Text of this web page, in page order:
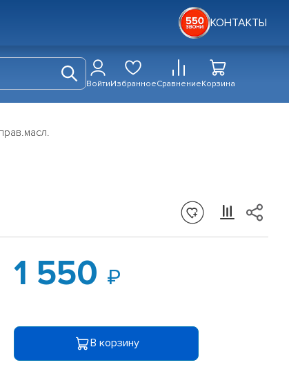
КОНТАКТЫ
ВойтиИзбранноеСравнениеКорзина
1 550
В корзину